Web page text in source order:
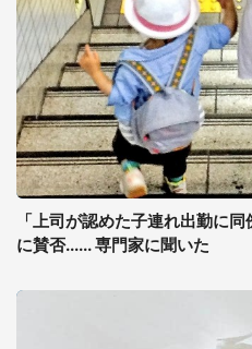
「上司が認めた子連れ出勤に
に賛否...... 専門家に聞いた